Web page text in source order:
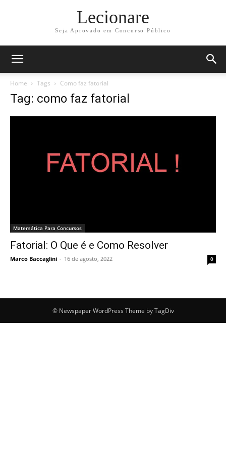
Lecionare
Seja Aprovado em Concurso Público
Home Tags Como faz fatorial
Tag: como faz fatorial
Matemática Para Concursos
Fatorial: O Que é e Como Resolver
Marco Baccaglini - 16 de agosto, 2022 0
© Newspaper WordPress Theme by TagDiv